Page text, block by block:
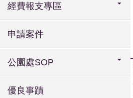
經費報支專區
申請案件
公園處SOP
優良事蹟